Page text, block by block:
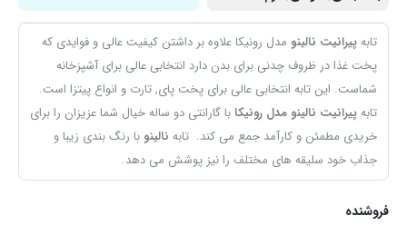
تابهپیرانیت نالینو مدل رونیکا علاوه بر داشتن کیفیت عالی و فوایدی که
پخت غذا در ظروف چدنی برای بدن دارد انتخابی عالی برای آشپزخانه
شماست. این تابه انتخابی عالی برای پخت پای, تارت و انواع پیتزا است.
تابهپیرانیت نالینو مدل رونیکا با گارانتی دو ساله خیال شما عزیزان را برای
خریدی مطمئن و کارآمد جمع می کند. تابه نالینو با رنگ بندی زیبا و
جذاب خود سلیقه های مختلف را نیز پوشش می دهد.
فروشنده